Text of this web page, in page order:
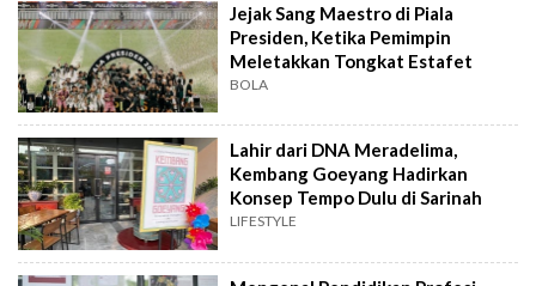
Jejak Sang Maestro di Piala
Presiden, Ketika Pemimpin
Meletakkan Tongkat Estafet
BOLA
Lahir dari DNA Meradelima,
Kembang Goeyang Hadirkan
Konsep Tempo Dulu di Sarinah
LIFESTYLE